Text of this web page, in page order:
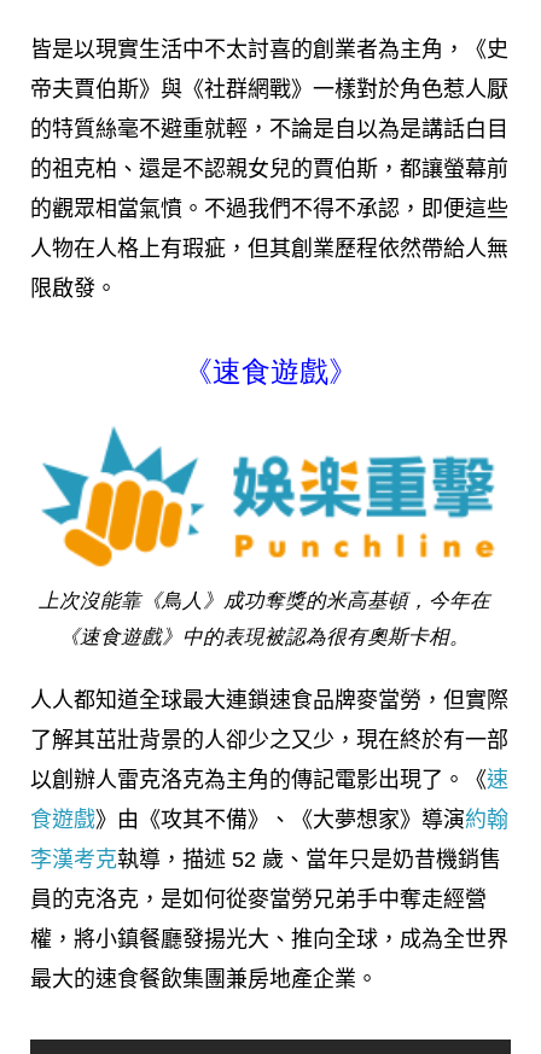
皆是以現實生活中不太討喜的創業者為主角，《史
帝夫賈伯斯》與《社群網戰》一樣對於角色惹人厭
的特質絲毫不避重就輕，不論是自以為是講話白目
的祖克柏、還是不認親女兒的賈伯斯，都讓螢幕前
的觀眾相當氣憤。不過我們不得不承認，即便這些
人物在人格上有瑕疵，但其創業歷程依然帶給人無
限啟發。
《速食遊戲》
上次沒能靠《鳥人》成功奪獎的米高基頓，今年在
《速食遊戲》中的表現被認為很有奧斯卡相。
人人都知道全球最大連鎖速食品牌麥當勞，但實際
了解其茁壯背景的人卻少之又少，現在終於有一部
以創辦人雷克洛克為主角的傳記電影出現了。《速
食遊戲》 由《攻其不備》、《大夢想家》導演約翰
李漢考克執導，描述 52 歲、當年只是奶昔機銷售
員的克洛克，是如何從麥當勞兄弟手中奪走經營
權，將小鎮餐廳發揚光大、推向全球，成為全世界
最大的速食餐飲集團兼房地產企業。